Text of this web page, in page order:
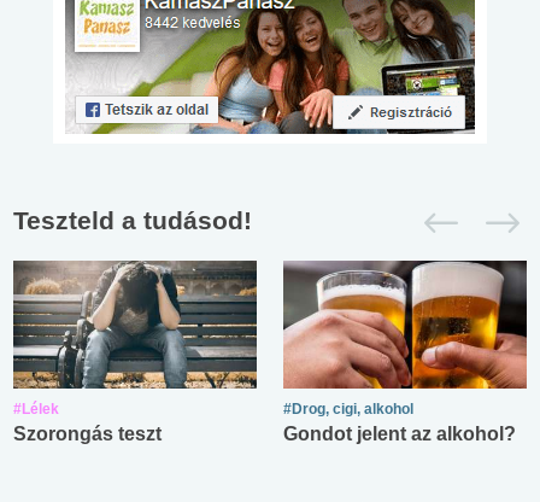
Teszteld a tudásod!
#Lélek
Szorongás teszt
#Drog, cigi, alkohol
Gondot jelent az alkohol?